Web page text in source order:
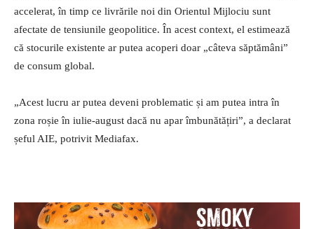
accelerat, în timp ce livrările noi din Orientul Mijlociu sunt
afectate de tensiunile geopolitice. În acest context, el estimează
că stocurile existente ar putea acoperi doar „câteva săptămâni”
de consum global.
„Acest lucru ar putea deveni problematic și am putea intra în
zona roșie în iulie-august dacă nu apar îmbunătățiri”, a declarat
șeful AIE, potrivit Mediafax.